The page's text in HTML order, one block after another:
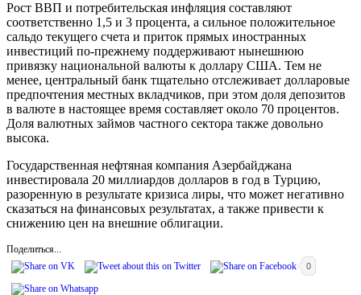
Рост ВВП и потребительская инфляция составляют
соответственно 1,5 и 3 процента, а сильное положительное
сальдо текущего счета и приток прямых иностранных
инвестиций по-прежнему поддерживают нынешнюю
привязку национальной валюты к доллару США. Тем не
менее, центральный банк тщательно отслеживает долларовые
предпочтения местных вкладчиков, при этом доля депозитов
в валюте в настоящее время составляет около 70 процентов.
Доля валютных займов частного сектора также довольно
высока.
Государственная нефтяная компания Азербайджана
инвестировала 20 миллиардов долларов в год в Турцию,
разоренную в результате кризиса лиры, что может негативно
сказаться на финансовых результатах, а также привести к
снижению цен на внешние облигации.
Поделиться...
0